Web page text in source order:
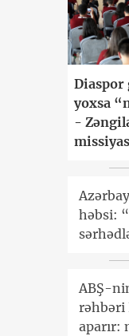
Diaspor
yoxsa
-
həbsi:
ABŞ-
rəhbəri
aparır: